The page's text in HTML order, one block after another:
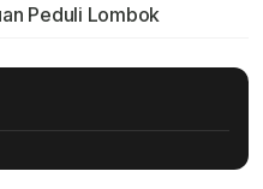
Peduli Lombok